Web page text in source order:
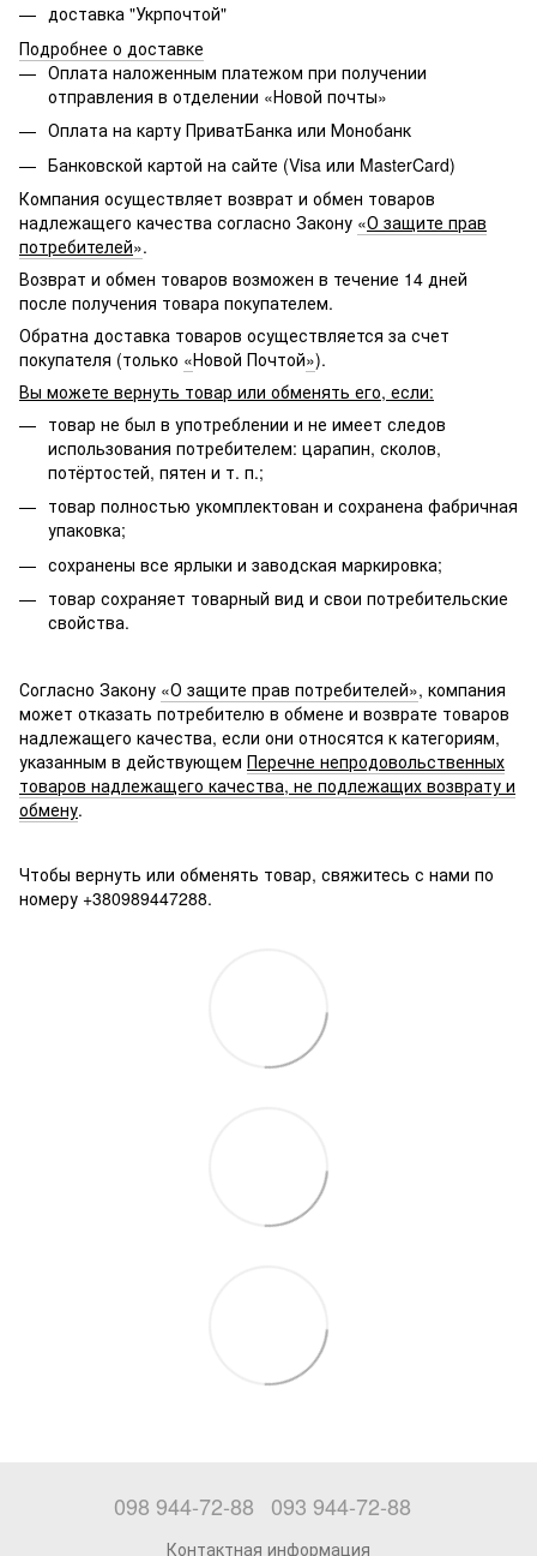
доставка "Укрпочтой"
Подробнее о доставке
Оплата наложенным платежом при получении
отправления в отделении «Новой почты»
Оплата на карту ПриватБанка или Монобанк
Банковской картой на сайте (Visa или MasterCard)
Компания осуществляет возврат и обмен товаров
надлежащего качества согласно Закону «О защите прав
потребителей».
Возврат и обмен товаров возможен в течение 14 дней
после получения товара покупателем.
Обратна доставка товаров осуществляется за счет
покупателя (только «Новой Почтой»).
Вы можете вернуть товар или обменять его, если:
товар не был в употреблении и не имеет следов
использования потребителем: царапин, сколов,
потёртостей, пятен и т. п.;
товар полностью укомплектован и сохранена фабричная
упаковка;
сохранены все ярлыки и заводская маркировка;
товар сохраняет товарный вид и свои потребительские
свойства.
Согласно Закону «О защите прав потребителей», компания
может отказать потребителю в обмене и возврате товаров
надлежащего качества, если они относятся к категориям,
указанным в действующем Перечне непродовольственных
товаров надлежащего качества, не подлежащих возврату и
обмену.
Чтобы вернуть или обменять товар, свяжитесь с нами по
номеру +380989447288.
098 944-72-88 093 944-72-88
Контактная информация